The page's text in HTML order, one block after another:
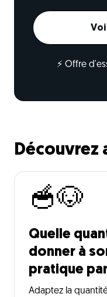
⚡ Offre
Découvrez
🥣🐶
Quelle
donner à
pratique
Adaptez la